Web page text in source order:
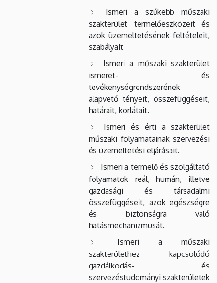
Ismeri a szűkebb műszaki
szakterület termelőeszközeit és
azok üzemeltetésének feltételeit,
szabályait.
Ismeri a műszaki szakterület
ismeret- és
tevékenységrendszerének
alapvető tényeit, összefüggéseit,
határait, korlátait.
Ismeri és érti a szakterület
műszaki folyamatainak szervezési
és üzemeltetési eljárásait.
Ismeri a termelő és szolgáltató
folyamatok reál, humán, illetve
gazdasági és társadalmi
összefüggéseit, azok egészségre
és biztonságra való
hatásmechanizmusát.
Ismeri a műszaki
szakterülethez kapcsolódó
gazdálkodás- és
szervezéstudományi szakterületek